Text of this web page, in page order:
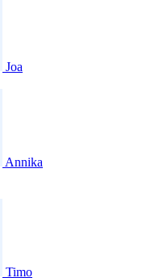
Joa
Annika
Timo